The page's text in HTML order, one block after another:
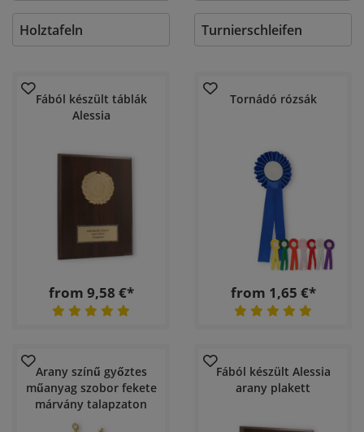
Holztafeln Turnierschleifen
Fából készült táblák
Alessia
from 9,58 €*
Tornádó rózsák
from 1,65 €*
Arany színű győztes
műanyag szobor fekete
márvány talapzaton
Fából készült Alessia
arany plakett